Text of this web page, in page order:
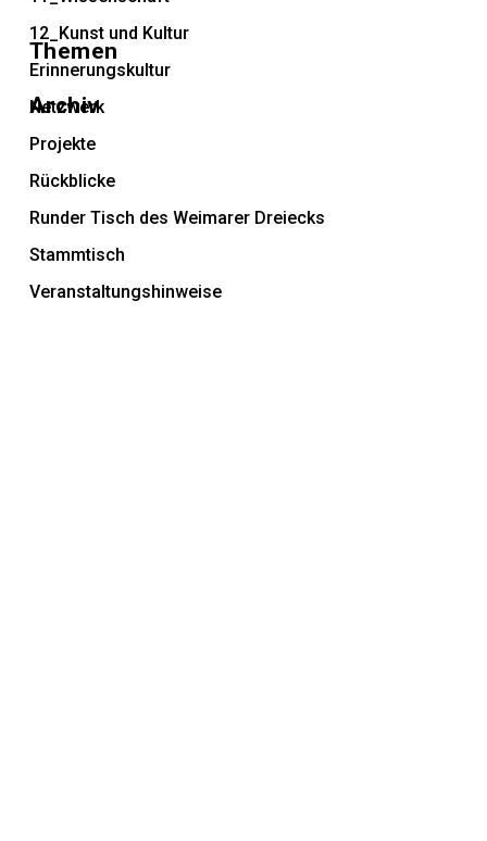
12_Kunst und Kultur
Erinnerungskultur
Netzwerk
Projekte
Rückblicke
Runder Tisch des Weimarer Dreiecks
Stammtisch
Veranstaltungshinweise
Archiv
Themen